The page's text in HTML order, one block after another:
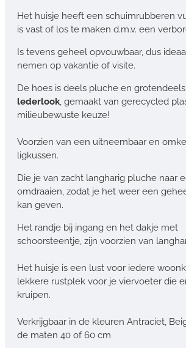
Het huisje heeft een schuimrubberen
is vast of los te maken d.m.v. een
Is tevens geheel opvouwbaar, dus
nemen op vakantie of visite.
De hoes is deels pluche en
lederlook, gemaakt van gerecycled
milieubewuste keuze!
Voorzien van een uitneembaar en
ligkussen.
Die je van zacht langharig pluche naar
omdraaien, zodat je het weer een
kan geven.
Het randje bij ingang en het dakje met
schoorsteentje, zijn voorzien van
Het huisje is een lust voor iedere
lekkere rustplek voor je viervoeter die
kruipen.
Verkrijgbaar in de kleuren Antraciet,
de maten 40 of 60 cm